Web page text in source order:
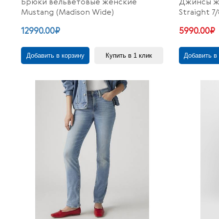
Брюки вельветовые женские
Mustang (Madison Wide)
12990.00₽
Добавить в корзину Купить в 1 клик
Джинсы
Straight 7/
5990.00₽
Добавить в